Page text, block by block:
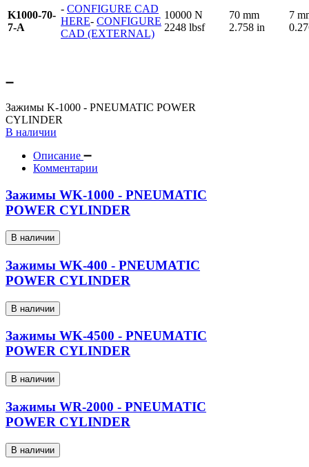
K1000-70-
7-A
- CONFIGURE CAD
HERE- CONFIGURE
CAD (EXTERNAL)
10000 N
2248 lbsf
70 mm
2.758 in
7
Зажимы K-1000 - PNEUMATIC POWER
CYLINDER
В наличии
Описание
Комментарии
Зажимы WK-1000 - PNEUMATIC
POWER CYLINDER
В наличии
Зажимы WK-400 - PNEUMATIC
POWER CYLINDER
В наличии
Зажимы WK-4500 - PNEUMATIC
POWER CYLINDER
В наличии
Зажимы WR-2000 - PNEUMATIC
POWER CYLINDER
В наличии